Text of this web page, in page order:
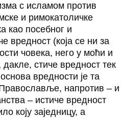
с исламом против
и римокатоличке
као посебног и
вредност (која се ни за
човека, него у моћи и
стиче вредност тек
вредности је та
напротив – и
– истиче вредност
коју заједницу, а